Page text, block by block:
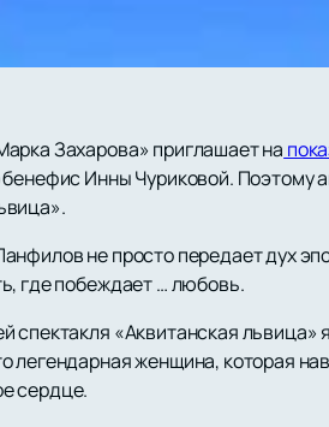
Захарова» приглашает на
бенефис Инны Чуриковой. Поэтому
не просто передает дух
где побеждает … любовь.
спектакля «Аквитанская
легендарная женщина, которая
сердце.